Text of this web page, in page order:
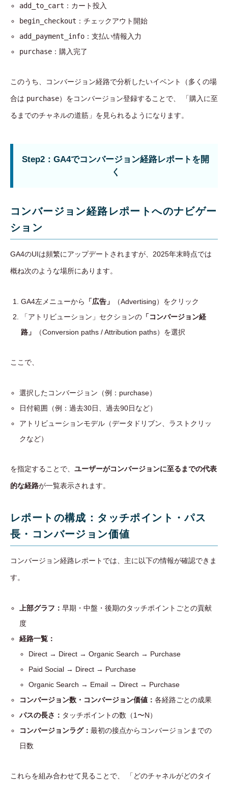
add_to_cart ：カート投入
begin_checkout ：チェックアウト開始
add_payment_info ：支払い情報入力
purchase ：購入完了
このうち、コンバージョン経路で分析したいイベント（多くの場
合は purchase）をコンバージョン登録することで、 「購入に至
るまでのチャネルの道筋」を見られるようになります。
Step2：GA4でコンバージョン経路レポートを開
く
コンバージョン経路レポートへのナビゲー
ション
GA4のUIは頻繁にアップデートされますが、2025年末時点では
概ね次のような場所にあります。
GA4左メニューから 「広告」
（Advertising）をクリック
「アトリビューション」セクションの 「コンバージョン経
路」
（Conversion paths / Attribution paths）を選択
ここで、
選択したコンバージョン（例：purchase）
日付範囲（例：過去30日、過去90日など）
アトリビューションモデル（データドリブン、ラストクリッ
クなど）
を指定することで、 ユーザーがコンバージョンに至るまでの代表
的な経路が一覧表示されます。
レポートの構成：タッチポイント・パス
長・コンバージョン価値
コンバージョン経路レポートでは、主に以下の情報が確認できま
す。
上部グラフ：早期・中盤・後期のタッチポイントごとの貢献
度
経路一覧：
Direct → Direct → Organic Search → Purchase
Paid Social → Direct → Purchase
Organic Search → Email → Direct → Purchase
コンバージョン数・コンバージョン価値：各経路ごとの成果
パスの長さ： タッチポイントの数（1〜N）
コンバージョンラグ：最初の接点からコンバージョンまでの
日数
これらを組み合わせて見ることで、 「どのチャネルがどのタイ